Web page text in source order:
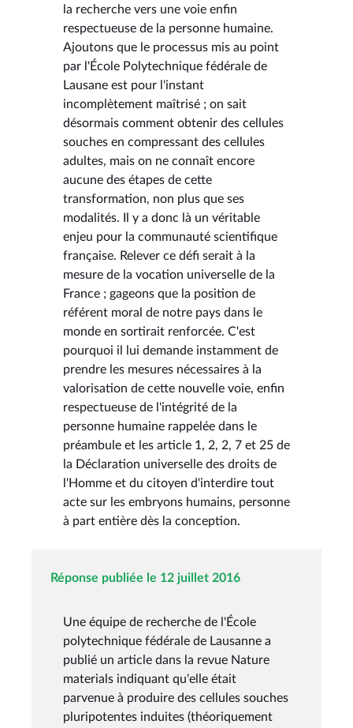
la recherche vers une voie enfin
respectueuse de la personne humaine.
Ajoutons que le processus mis au point
par l'École Polytechnique fédérale de
Lausane est pour l'instant
incomplètement maîtrisé ; on sait
désormais comment obtenir des cellules
souches en compressant des cellules
adultes, mais on ne connaît encore
aucune des étapes de cette
transformation, non plus que ses
modalités. Il y a donc là un véritable
enjeu pour la communauté scientifique
française. Relever ce défi serait à la
mesure de la vocation universelle de la
France ; gageons que la position de
référent moral de notre pays dans le
monde en sortirait renforcée. C'est
pourquoi il lui demande instamment de
prendre les mesures nécessaires à la
valorisation de cette nouvelle voie, enfin
respectueuse de l'intégrité de la
personne humaine rappelée dans le
préambule et les article 1, 2, 2, 7 et 25 de
la Déclaration universelle des droits de
l'Homme et du citoyen d'interdire tout
acte sur les embryons humains, personne
à part entière dès la conception.
Réponse publiée le 12 juillet 2016
Une équipe de recherche de l'École
polytechnique fédérale de Lausanne a
publié un article dans la revue Nature
materials indiquant qu'elle était
parvenue à produire des cellules souches
pluripotentes induites (théoriquement